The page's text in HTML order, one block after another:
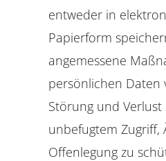
entweder in
Papierform
angemessene
persönlichen Daten
Störung und Verlust
unbefugtem Zugriff,
Offenlegung zu